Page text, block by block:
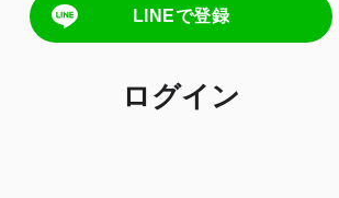
LINEで登録
ログイン